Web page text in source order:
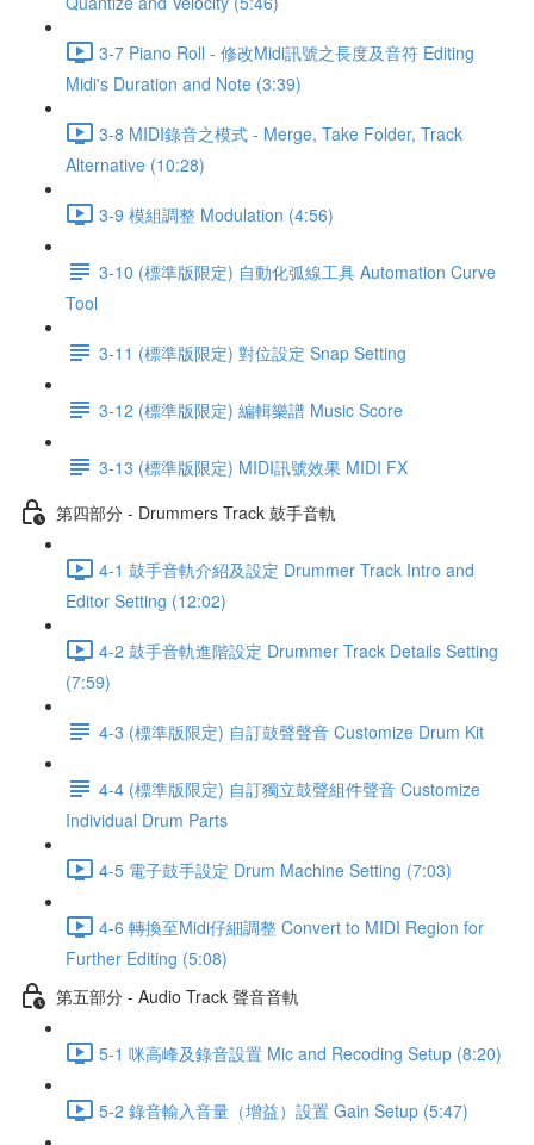
3-7 Piano Roll - 修改Midi訊號之長度及音符 Editing
Midi's Duration and Note (3:39)
3-8 MIDI錄音之模式 - Merge, Take Folder, Track
Alternative (10:28)
3-9 模組調整 Modulation (4:56)
3-10 (標準版限定) 自動化弧線工具 Automation Curve
Tool
3-11 (標準版限定) 對位設定 Snap Setting
3-12 (標準版限定) 編輯樂譜 Music Score
3-13 (標準版限定) MIDI訊號效果 MIDI FX
第四部分 - Drummers Track 鼓手音軌
4-1 鼓手音軌介紹及設定 Drummer Track Intro and
Editor Setting (12:02)
4-2 鼓手音軌進階設定 Drummer Track Details Setting
(7:59)
4-3 (標準版限定) 自訂鼓聲聲音 Customize Drum Kit
4-4 (標準版限定) 自訂獨立鼓聲組件聲音 Customize
Individual Drum Parts
4-5 電子鼓手設定 Drum Machine Setting (7:03)
4-6 轉換至Midi仔細調整 Convert to MIDI Region for
Further Editing (5:08)
第五部分 - Audio Track 聲音音軌
5-1 咪高峰及錄音設置 Mic and Recoding Setup (8:20)
5-2 錄音輸入音量（增益）設置 Gain Setup (5:47)